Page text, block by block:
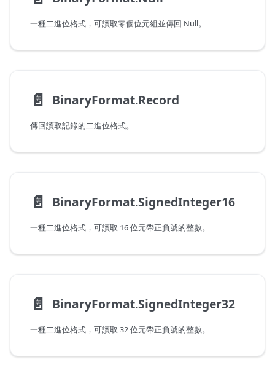
一種二進位格式，可讀取零個位元組並傳回 Null。
📄️ BinaryFormat.Record
傳回讀取記錄的二進位格式。
📄️ BinaryFormat.SignedInteger16
一種二進位格式，可讀取 16 位元帶正負號的整數。
📄️ BinaryFormat.SignedInteger32
一種二進位格式，可讀取 32 位元帶正負號的整數。